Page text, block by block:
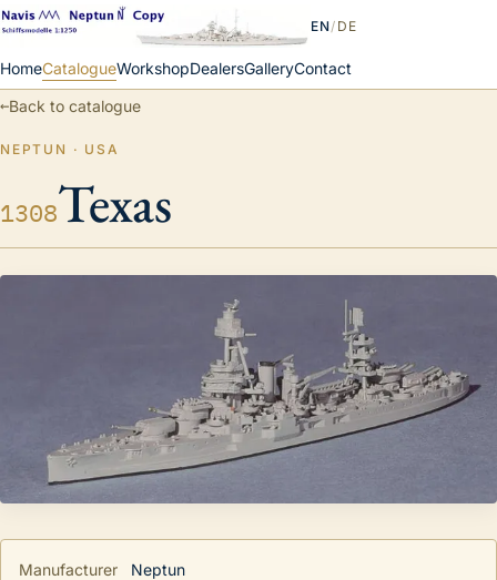
HomeCatalogueWorkshopDealersGalleryContact
EN/ DE
←Back to catalogue
NEPTUN · USA
1308Texas
Manufacturer
Neptun